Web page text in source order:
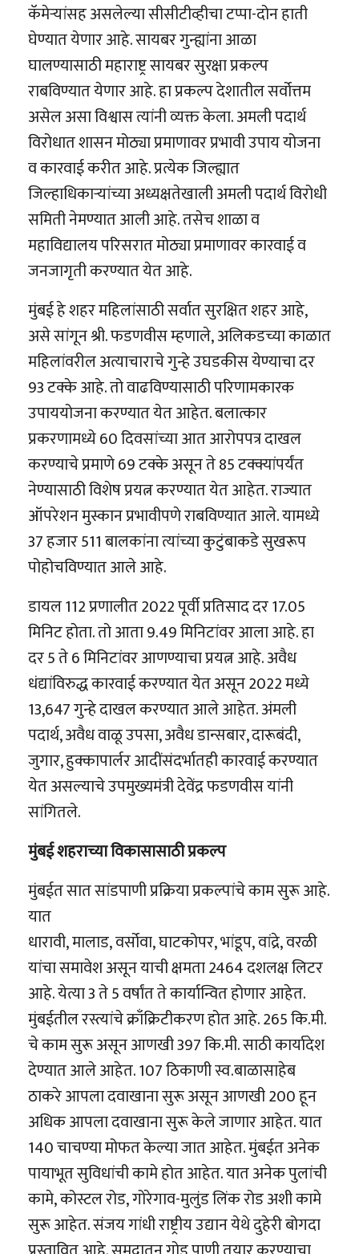
कॅमेऱ्यांसह असलेल्या सीसीटीव्हीचा टप्पा-दोन हाती
घेण्यात येणार आहे. सायबर गुन्ह्यांना आळा
घालण्यासाठी महाराष्ट्र सायबर सुरक्षा प्रकल्प
राबविण्यात येणार आहे. हा प्रकल्प देशातील सर्वोत्तम
असेल असा विश्वास त्यांनी व्यक्त केला. अमली पदार्थ
विरोधात शासन मोठ्या प्रमाणावर प्रभावी उपाय योजना
व कारवाई करीत आहे. प्रत्येक जिल्ह्यात
जिल्हाधिकाऱ्यांच्या अध्यक्षतेखाली अमली पदार्थ विरोधी
समिती नेमण्यात आली आहे. तसेच शाळा व
महाविद्यालय परिसरात मोठ्या प्रमाणावर कारवाई व
जनजागृती करण्यात येत आहे.
मुंबई हे शहर महिलांसाठी सर्वात सुरक्षित शहर आहे,
असे सांगून श्री. फडणवीस म्हणाले, अलिकडच्या काळात
महिलांवरील अत्याचाराचे गुन्हे उघडकीस येण्याचा दर
93 टक्के आहे. तो वाढविण्यासाठी परिणामकारक
उपाययोजना करण्यात येत आहेत. बलात्कार
प्रकरणामध्ये 60 दिवसांच्या आत आरोपपत्र दाखल
करण्याचे प्रमाणे 69 टक्के असून ते 85 टक्क्यांपर्यंत
नेण्यासाठी विशेष प्रयत्न करण्यात येत आहेत. राज्यात
ऑपरेशन मुस्कान प्रभावीपणे राबविण्यात आले. यामध्ये
37 हजार 511 बालकांना त्यांच्या कुटुंबाकडे सुखरूप
पोहोचविण्यात आले आहे.
डायल 112 प्रणालीत 2022 पूर्वी प्रतिसाद दर 17.05
मिनिट होता. तो आता 9.49 मिनिटांवर आला आहे. हा
दर 5 ते 6 मिनिटांवर आणण्याचा प्रयत्न आहे. अवैध
धंद्यांविरुद्ध कारवाई करण्यात येत असून 2022 मध्ये
13,647 गुन्हे दाखल करण्यात आले आहेत. अंमली
पदार्थ, अवैध वाळू उपसा, अवैध डान्सबार, दारूबंदी,
जुगार, हुक्कापार्लर आदींसंदर्भातही कारवाई करण्यात
येत असल्याचे उपमुख्यमंत्री देवेंद्र फडणवीस यांनी
सांगितले.
मुंबई शहराच्या विकासासाठी प्रकल्प
मुंबईत सात सांडपाणी प्रक्रिया प्रकल्पांचे काम सुरू आहे.
यात
धारावी, मालाड, वर्सोवा, घाटकोपर, भांडूप, वांद्रे, वरळी
यांचा समावेश असून याची क्षमता 2464 दशलक्ष लिटर
आहे. येत्या 3 ते 5 वर्षांत ते कार्यान्वित होणार आहेत.
मुंबईतील रस्त्यांचे क्राँक्रिटीकरण होत आहे. 265 कि.मी.
चे काम सुरू असून आणखी 397 कि.मी. साठी कार्यादेश
देण्यात आले आहेत. 107 ठिकाणी स्व.बाळासाहेब
ठाकरे आपला दवाखाना सुरू असून आणखी 200 हून
अधिक आपला दवाखाना सुरू केले जाणार आहेत. यात
140 चाचण्या मोफत केल्या जात आहेत. मुंबईत अनेक
पायाभूत सुविधांची कामे होत आहेत. यात अनेक पुलांची
कामे, कोस्टल रोड, गोरेगाव-मुलुंड लिंक रोड अशी कामे
सुरू आहेत. संजय गांधी राष्ट्रीय उद्यान येथे दुहेरी बोगदा